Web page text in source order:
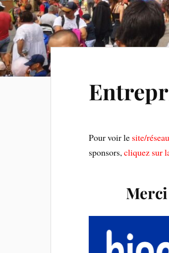
Pour voir le site/
sponsors,cliquez sur